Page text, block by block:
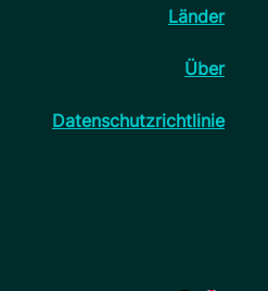
Länder
Über
Datenschutzrichtlinie